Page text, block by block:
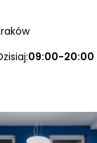
09:00-20:00